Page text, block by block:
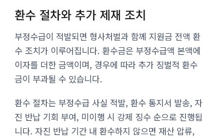
환수 절차와 추가 제재 조치
부정수급이 적발되면 형사처벌과 함께 지원금 전액 환
수 조치가 이루어집니다. 환수금은 부정수급액 본액에
이자를 더한 금액이며, 경우에 따라 추가 징벌적 환수
금이 부과될 수 있습니다.
환수 절차는 부정수급 사실 적발, 환수 통지서 발송, 자
진 반납 기회 부여, 미이행 시 강제 징수 순으로 진행됩
니다. 자진 반납 기간 내 환수하지 않으면 재산 압류,